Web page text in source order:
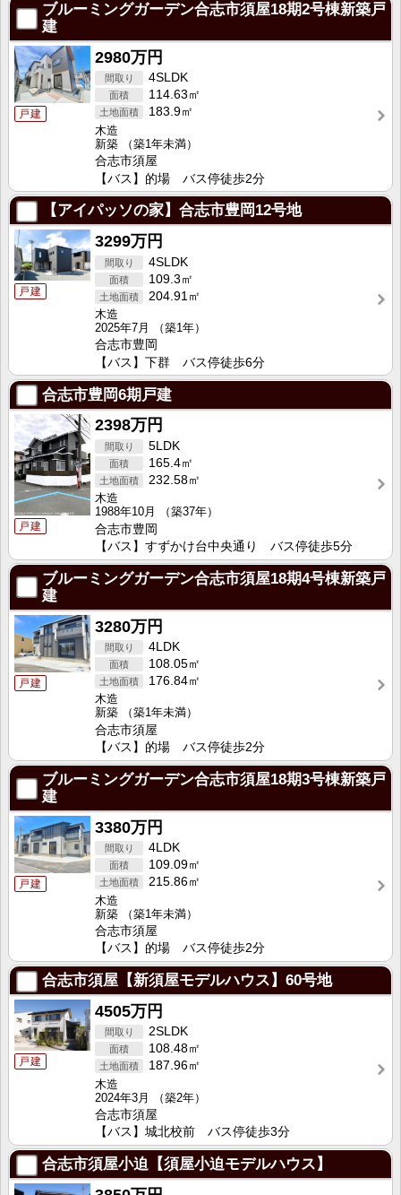
ブルーミングガーデン合志市須屋18期2号棟新築戸
建
戸建
2980万円
4SLDK
114.63㎡
183.9㎡
木造
新築
（築1年未満）
合志市須屋
【バス】的場 バス停徒歩2分
【アイパッソの家】合志市豊岡12号地
戸建
3299万円
4SLDK
109.3㎡
204.91㎡
木造
2025年7月
（築1年）
合志市豊岡
【バス】下群 バス停徒歩6分
合志市豊岡6期戸建
戸建
2398万円
5LDK
165.4㎡
232.58㎡
木造
1988年10月
（築37年）
合志市豊岡
【バス】すずかけ台中央通り バス停徒歩5分
ブルーミングガーデン合志市須屋18期4号棟新築戸
建
戸建
3280万円
4LDK
108.05㎡
176.84㎡
木造
新築
（築1年未満）
合志市須屋
【バス】的場 バス停徒歩2分
ブルーミングガーデン合志市須屋18期3号棟新築戸
建
戸建
3380万円
4LDK
109.09㎡
215.86㎡
木造
新築
（築1年未満）
合志市須屋
【バス】的場 バス停徒歩2分
合志市須屋【新須屋モデルハウス】60号地
戸建
4505万円
2SLDK
108.48㎡
187.96㎡
木造
2024年3月
（築2年）
合志市須屋
【バス】城北校前 バス停徒歩3分
合志市須屋小迫【須屋小迫モデルハウス】